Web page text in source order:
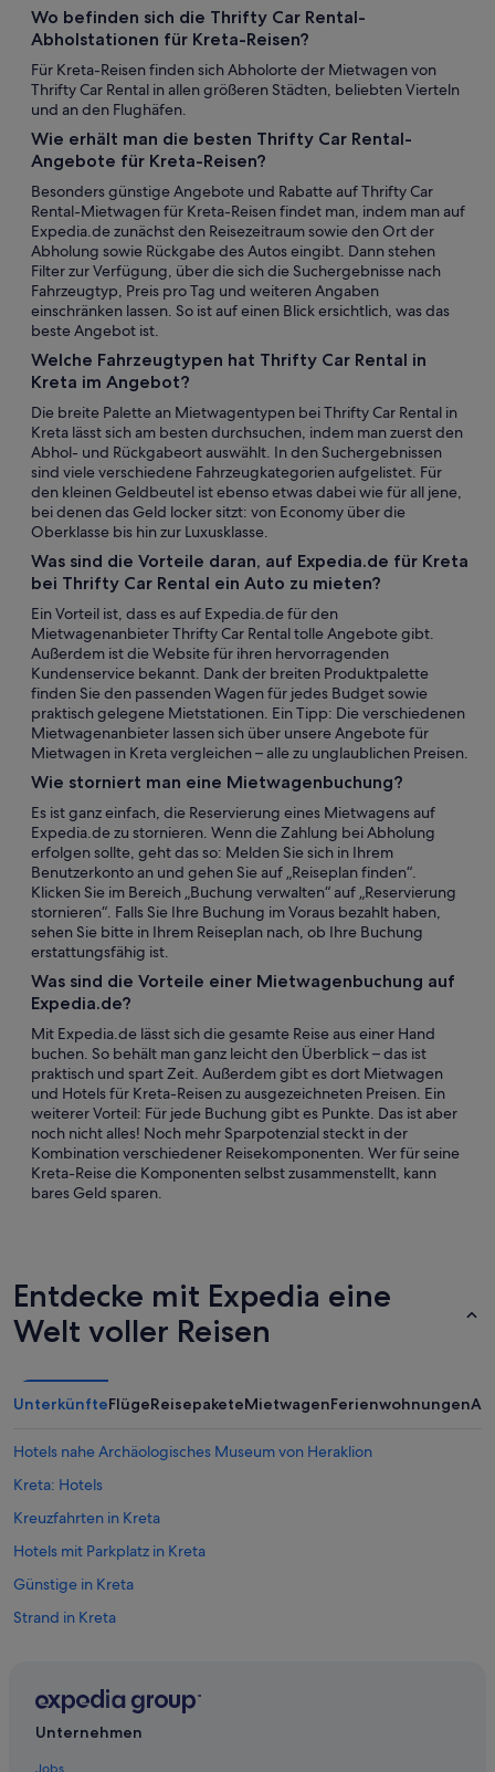
Wo befinden sich die Thrifty Car Rental-
Abholstationen für Kreta-Reisen?
Für Kreta-Reisen finden sich Abholorte der Mietwagen von
Thrifty Car Rental in allen größeren Städten, beliebten Vierteln
und an den Flughäfen.
Wie erhält man die besten Thrifty Car Rental-
Angebote für Kreta-Reisen?
Besonders günstige Angebote und Rabatte auf Thrifty Car
Rental-Mietwagen für Kreta-Reisen findet man, indem man auf
Expedia.de zunächst den Reisezeitraum sowie den Ort der
Abholung sowie Rückgabe des Autos eingibt. Dann stehen
Filter zur Verfügung, über die sich die Suchergebnisse nach
Fahrzeugtyp, Preis pro Tag und weiteren Angaben
einschränken lassen. So ist auf einen Blick ersichtlich, was das
beste Angebot ist.
Welche Fahrzeugtypen hat Thrifty Car Rental in
Kreta im Angebot?
Die breite Palette an Mietwagentypen bei Thrifty Car Rental in
Kreta lässt sich am besten durchsuchen, indem man zuerst den
Abhol- und Rückgabeort auswählt. In den Suchergebnissen
sind viele verschiedene Fahrzeugkategorien aufgelistet. Für
den kleinen Geldbeutel ist ebenso etwas dabei wie für all jene,
bei denen das Geld locker sitzt: von Economy über die
Oberklasse bis hin zur Luxusklasse.
Was sind die Vorteile daran, auf Expedia.de für Kreta
bei Thrifty Car Rental ein Auto zu mieten?
Ein Vorteil ist, dass es auf Expedia.de für den
Mietwagenanbieter Thrifty Car Rental tolle Angebote gibt.
Außerdem ist die Website für ihren hervorragenden
Kundenservice bekannt. Dank der breiten Produktpalette
finden Sie den passenden Wagen für jedes Budget sowie
praktisch gelegene Mietstationen. Ein Tipp: Die verschiedenen
Mietwagenanbieter lassen sich über unsere Angebote für
Mietwagen in Kreta vergleichen – alle zu unglaublichen Preisen.
Wie storniert man eine Mietwagenbuchung?
Es ist ganz einfach, die Reservierung eines Mietwagens auf
Expedia.de zu stornieren. Wenn die Zahlung bei Abholung
erfolgen sollte, geht das so: Melden Sie sich in Ihrem
Benutzerkonto an und gehen Sie auf „Reiseplan finden“.
Klicken Sie im Bereich „Buchung verwalten“ auf „Reservierung
stornieren“. Falls Sie Ihre Buchung im Voraus bezahlt haben,
sehen Sie bitte in Ihrem Reiseplan nach, ob Ihre Buchung
erstattungsfähig ist.
Was sind die Vorteile einer Mietwagenbuchung auf
Expedia.de?
Mit Expedia.de lässt sich die gesamte Reise aus einer Hand
buchen. So behält man ganz leicht den Überblick – das ist
praktisch und spart Zeit. Außerdem gibt es dort Mietwagen
und Hotels für Kreta-Reisen zu ausgezeichneten Preisen. Ein
weiterer Vorteil: Für jede Buchung gibt es Punkte. Das ist aber
noch nicht alles! Noch mehr Sparpotenzial steckt in der
Kombination verschiedener Reisekomponenten. Wer für seine
Kreta-Reise die Komponenten selbst zusammenstellt, kann
bares Geld sparen.
Entdecke mit Expedia eine
Welt voller Reisen
UnterkünfteFlügeReisepaketeMietwagenFerienwohnungen
Hotels nahe Archäologisches Museum von Heraklion
Kreta: Hotels
Kreuzfahrten in Kreta
Hotels mit Parkplatz in Kreta
Günstige in Kreta
Strand in Kreta
Romantische in Kreta
Unternehmen